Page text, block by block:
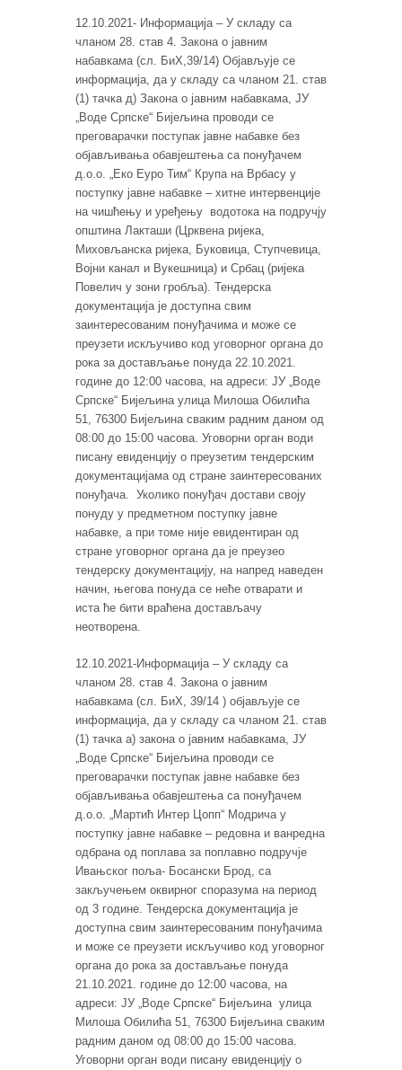
12.10.2021- Информација – У складу са
чланом 28. став 4. Закона о јавним
набавкама (сл. БиХ,39/14) Објављује се
информација, да у складу са чланом 21. став
(1) тачка д) Закона о јавним набавкама, ЈУ
„Воде Српске“ Бијељина проводи се
преговарачки поступак јавне набавке без
објављивања обавјештења са понуђачем
д.о.о. „Еко Еуро Тим“ Крупа на Врбасу у
поступку јавне набавке – хитне интервенције
на чишћењу и уређењу водотока на подручју
општина Лакташи (Црквена ријека,
Миховљанска ријека, Буковица, Ступчевица,
Војни канал и Вукешница) и Србац (ријека
Повелич у зони гробља). Тендерска
документација је доступна свим
заинтересованим понуђачима и може се
преузети искључиво код уговорног органа до
рока за достављање понуда 22.10.2021.
године до 12:00 часова, на адреси: ЈУ „Воде
Српске“ Бијељина улица Милоша Обилића
51, 76300 Бијељина сваким радним даном од
08:00 до 15:00 часова. Уговорни орган води
писану евиденцију о преузетим тендерским
документацијама од стране заинтересованих
понуђача. Уколико понуђач достави своју
понуду у предметном поступку јавне
набавке, а при томе није евидентиран од
стране уговорног органа да је преузео
тендерску документацију, на напред наведен
начин, његова понуда се неће отварати и
иста ће бити враћена достављачу
неотворена.
12.10.2021-Информација – У складу са
чланом 28. став 4. Закона о јавним
набавкама (сл. БиХ, 39/14 ) објављује се
информација, да у складу са чланом 21. став
(1) тачка а) закона о јавним набавкама, ЈУ
„Воде Српске“ Бијељина проводи се
преговарачки поступак јавне набавке без
објављивања обавјештења са понуђачем
д.о.о. „Мартић Интер Цопп“ Модрича у
поступку јавне набавке – редовна и ванредна
одбрана од поплава за поплавно подручје
Ивањског поља- Босански Брод, са
закључењем оквирног споразума на период
од 3 године. Тендерска документација је
доступна свим заинтересованим понуђачима
и може се преузети искључиво код уговорног
органа до рока за достављање понуда
21.10.2021. године до 12:00 часова, на
адреси: ЈУ „Воде Српске“ Бијељина улица
Милоша Обилића 51, 76300 Бијељина сваким
радним даном од 08:00 до 15:00 часова.
Уговорни орган води писану евиденцију о